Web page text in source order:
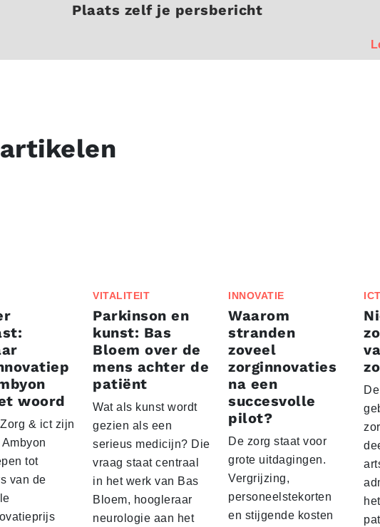
Plaats zelf je persbericht
woord
& ict zijn
tot
van de
VITALITEIT
Parkinson en
kunst: Bas
Bloem over de
mens achter de
patiënt
Wat als kunst wordt
gezien als een
serieus medicijn? Die
vraag staat centraal
in het werk van Bas
Bloem, hoogleraar
neurologie aan het
INNOVATIE
Waarom
stranden
zoveel
zorginnovaties
na een
succesvolle
pilot?
De zorg staat voor
grote uitdagingen.
Vergrijzing,
personeelstekorten
en stijgende kosten
ICT